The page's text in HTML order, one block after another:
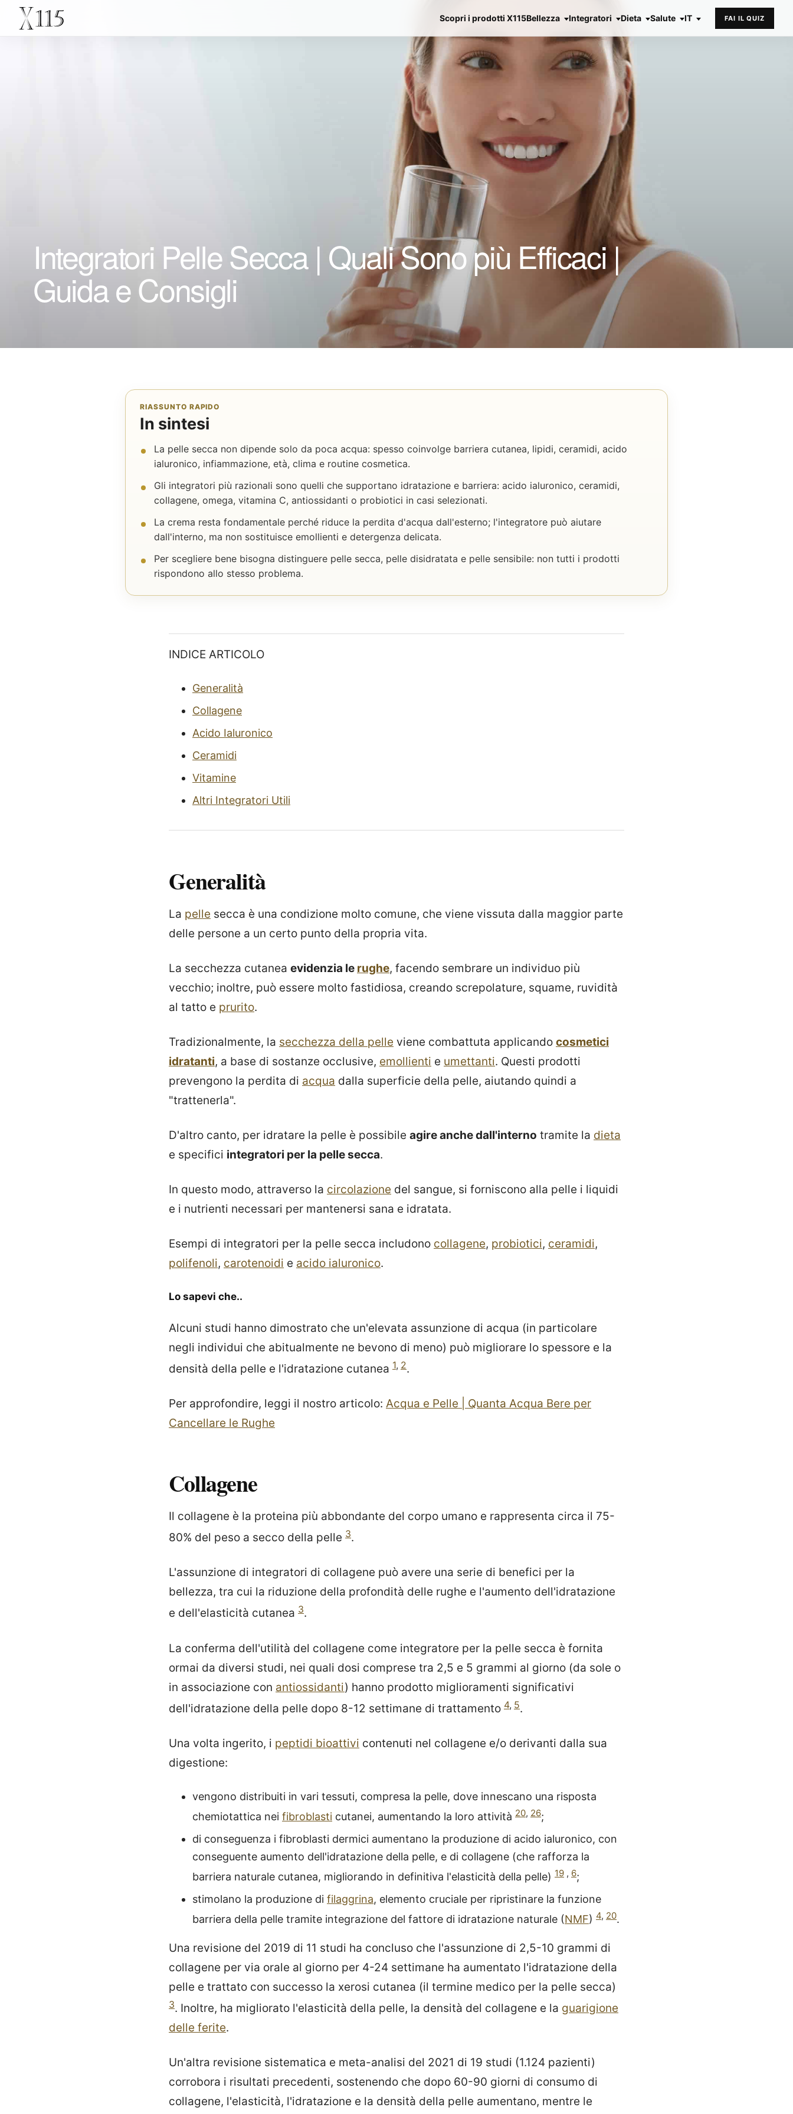
Scopri i prodotti X115Bellezza Integratori Dieta Salute IT FAI IL QUIZ
Integratori Pelle Secca | Quali Sono più Efficaci |
Guida e Consigli
RIASSUNTO RAPIDO
In sintesi
La pelle secca non dipende solo da poca acqua: spesso coinvolge barriera cutanea, lipidi, ceramidi, acido
ialuronico, infiammazione, età, clima e routine cosmetica.
Gli integratori più razionali sono quelli che supportano idratazione e barriera: acido ialuronico, ceramidi,
collagene, omega, vitamina C, antiossidanti o probiotici in casi selezionati.
La crema resta fondamentale perché riduce la perdita d'acqua dall'esterno; l'integratore può aiutare
dall'interno, ma non sostituisce emollienti e detergenza delicata.
Per scegliere bene bisogna distinguere pelle secca, pelle disidratata e pelle sensibile: non tutti i prodotti
rispondono allo stesso problema.
INDICE ARTICOLO
Generalità
Collagene
Acido Ialuronico
Ceramidi
Vitamine
Altri Integratori Utili
Generalità
La pelle secca è una condizione molto comune, che viene vissuta dalla maggior parte
delle persone a un certo punto della propria vita.
La secchezza cutanea evidenzia le rughe, facendo sembrare un individuo più
vecchio; inoltre, può essere molto fastidiosa, creando screpolature, squame, ruvidità
al tatto e prurito.
Tradizionalmente, la secchezza della pelle viene combattuta applicando cosmetici
idratanti, a base di sostanze occlusive, emollienti e umettanti. Questi prodotti
prevengono la perdita di acqua dalla superficie della pelle, aiutando quindi a
"trattenerla".
D'altro canto, per idratare la pelle è possibile agire anche dall'interno tramite la dieta
e specifici integratori per la pelle secca.
In questo modo, attraverso la circolazione del sangue, si forniscono alla pelle i liquidi
e i nutrienti necessari per mantenersi sana e idratata.
Esempi di integratori per la pelle secca includono collagene, probiotici, ceramidi,
polifenoli, carotenoidi e acido ialuronico.
Lo sapevi che..
Alcuni studi hanno dimostrato che un'elevata assunzione di acqua (in particolare
negli individui che abitualmente ne bevono di meno) può migliorare lo spessore e la
densità della pelle e l'idratazione cutanea 1, 2.
Per approfondire, leggi il nostro articolo: Acqua e Pelle | Quanta Acqua Bere per
Cancellare le Rughe
Collagene
Il collagene è la proteina più abbondante del corpo umano e rappresenta circa il 75-
80% del peso a secco della pelle 3.
L'assunzione di integratori di collagene può avere una serie di benefici per la
bellezza, tra cui la riduzione della profondità delle rughe e l'aumento dell'idratazione
e dell'elasticità cutanea 3.
La conferma dell'utilità del collagene come integratore per la pelle secca è fornita
ormai da diversi studi, nei quali dosi comprese tra 2,5 e 5 grammi al giorno (da sole o
in associazione con antiossidanti) hanno prodotto miglioramenti significativi
dell'idratazione della pelle dopo 8-12 settimane di trattamento 4, 5.
Una volta ingerito, i peptidi bioattivi contenuti nel collagene e/o derivanti dalla sua
digestione:
vengono distribuiti in vari tessuti, compresa la pelle, dove innescano una risposta
chemiotattica nei fibroblasti cutanei, aumentando la loro attività 20, 26;
di conseguenza i fibroblasti dermici aumentano la produzione di acido ialuronico, con
conseguente aumento dell'idratazione della pelle, e di collagene (che rafforza la
barriera naturale cutanea, migliorando in definitiva l'elasticità della pelle) 19 , 6;
stimolano la produzione di filaggrina, elemento cruciale per ripristinare la funzione
barriera della pelle tramite integrazione del fattore di idratazione naturale (NMF) 4, 20.
Una revisione del 2019 di 11 studi ha concluso che l'assunzione di 2,5-10 grammi di
collagene per via orale al giorno per 4-24 settimane ha aumentato l'idratazione della
pelle e trattato con successo la xerosi cutanea (il termine medico per la pelle secca)
3. Inoltre, ha migliorato l'elasticità della pelle, la densità del collagene e la guarigione
delle ferite.
Un'altra revisione sistematica e meta-analisi del 2021 di 19 studi (1.124 pazienti)
corrobora i risultati precedenti, sostenendo che dopo 60-90 giorni di consumo di
collagene, l'elasticità, l'idratazione e la densità della pelle aumentano, mentre le